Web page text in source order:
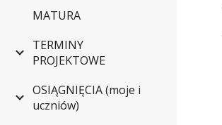
MATURA
TERMINY
PROJEKTOWE
OSIĄGNIĘCIA (moje i
uczniów)